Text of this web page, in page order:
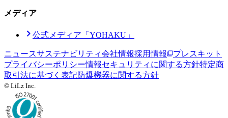
メディア
公式メディア「YOHAKU」
ニュースサステナビリティ会社情報採用情報
プレスキット
プライバシーポリシー情報セキュリティに関する方針特定商
取引法に基づく表記防爆機器に関する方針
© LiLz Inc.